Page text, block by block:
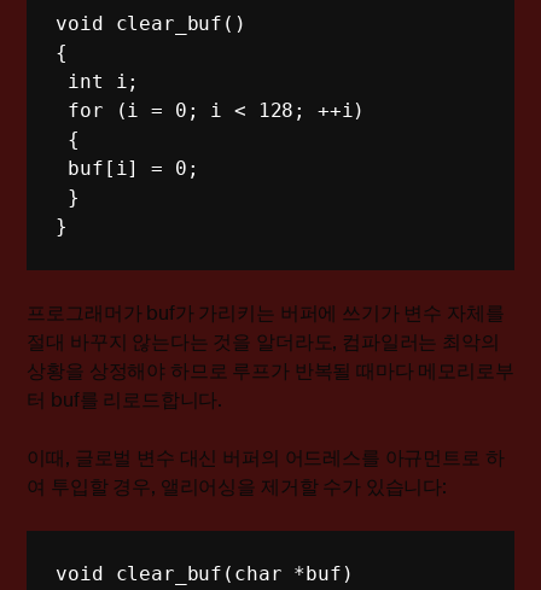
void clear_buf()
{
int i;
for (i = 0; i < 128; ++i)
{
buf[i] = 0;
}
}
프로그래머가 buf가 가리키는 버퍼에 쓰기가 변수 자체를
절대 바꾸지 않는다는 것을 알더라도, 컴파일러는 최악의
상황을 상정해야 하므로 루프가 반복될 때마다 메모리로부
터 buf를 리로드합니다.
이때, 글로벌 변수 대신 버퍼의 어드레스를 아규먼트로 하
여 투입할 경우, 앨리어싱을 제거할 수가 있습니다:
void clear_buf(char *buf)